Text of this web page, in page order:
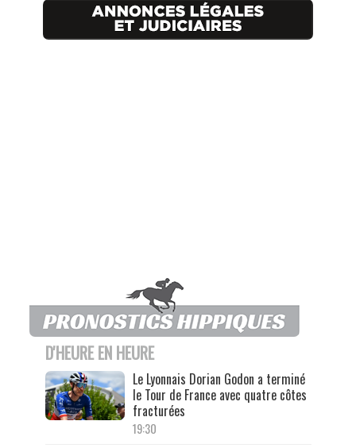
D'HEURE EN HEURE
Le Lyonnais Dorian Godon a terminé
le Tour de France avec quatre côtes
fracturées
19:30